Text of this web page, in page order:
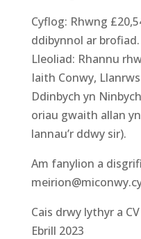
Cyflog: Rhwng
ddibynnol ar brofiad.
Lleoliad: Rhannu
Iaith Conwy,
Ddinbych yn
oriau gwaith allan
lannau’r ddwy sir).
Am fanylion a
Cais drwy lythyr a
Ebrill 2023